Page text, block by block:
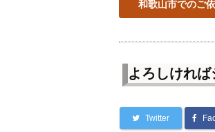
和歌山市でのご
よろしけれ
Twitter